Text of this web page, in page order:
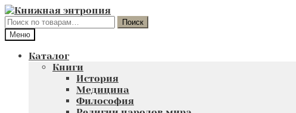
Перейти
к
навигации
Перейти
к
содержимому
Искать:
Поиск
Меню
Каталог
Книги
История
Медицина
Философия